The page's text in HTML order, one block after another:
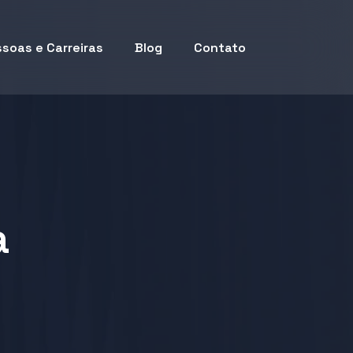
e Carreiras Blog Contato